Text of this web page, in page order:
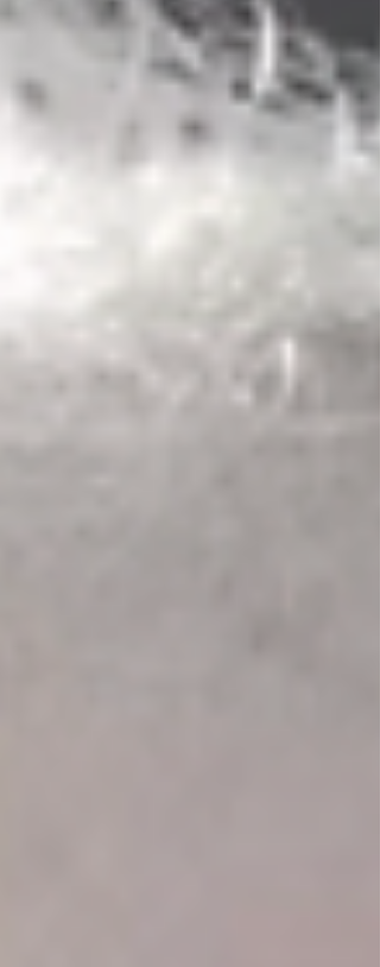
ます。 一方で、“推し活” をはじめとするフ
ァンマーケティング市場は急速に拡大して
ます。人々は単に「商品」を消費するので
なく、そのブランドが持つ世界観や価値観
ストーリーやコミュニティに共感し、「参
したい」「応援したい」と感じるものにお
つまり、これからの時代に必要なのは、「